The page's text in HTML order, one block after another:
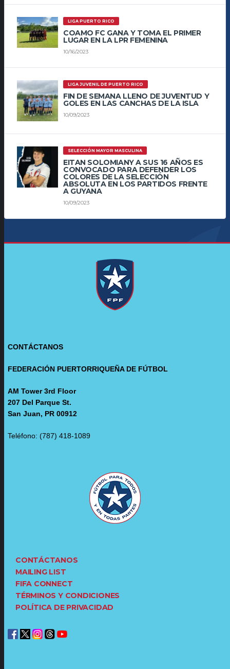
LIGA PUERTO RICO
COAMO FC GANA Y TOMA EL PRIMER
LUGAR EN LA LPR FEMENINA
10/16/2023
LIGA JUVENIL DE PUERTO RICO
FIN DE SEMANA LLENO DE JUVENTUD Y
GOLES EN LAS CANCHAS DE LA ISLA
10/09/2023
SELECCIÓN MAYOR MASCULINA
EITAN SOLOMIANY A SUS 16 AÑOS ES
CONVOCADO PARA DEFENDER LOS
COLORES DE LA SELECCIÓN
ABSOLUTA EN LOS PARTIDOS FRENTE
A GUYANA
10/09/2023
CONTÁCTANOS
FEDERACIÓN PUERTORRIQUEÑA DE FÚTBOL
AM Tower 3rd Floor
207 Del Parque St.
San Juan, PR 00912
Teléfono: (787) 418-1089
CONTÁCTANOS
MAILING LIST
FIFA CONNECT
TÉRMINOS Y CONDICIONES
POLÍTICA DE PRIVACIDAD